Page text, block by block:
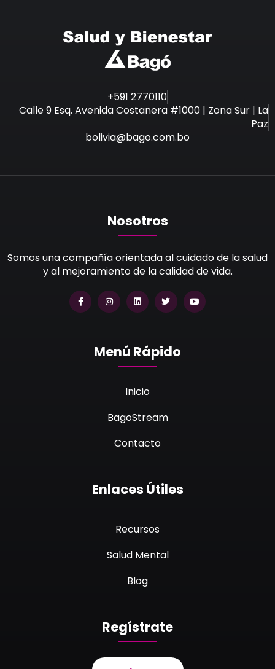
+591 2770110
Calle 9 Esq. Avenida Costanera #1000 | Zona Sur | La
Paz
bolivia@bago.com.bo
Nosotros
Somos una compañía orientada al cuidado de la salud
y al mejoramiento de la calidad de vida.
Menú Rápido
Inicio
BagoStream
Contacto
Enlaces Útiles
Recursos
Salud Mental
Blog
Regístrate